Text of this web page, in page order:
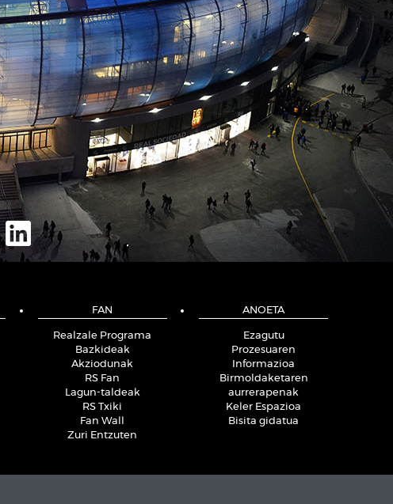
FAN
Realzale Programa
Bazkideak
Akziodunak
RS Fan
Lagun-taldeak
RS Txiki
Fan Wall
Zuri Entzuten
ANOETA
Ezagutu
Prozesuaren
Informazioa
Birmoldaketaren
aurrerapenak
Keler Espazioa
Bisita gidatua